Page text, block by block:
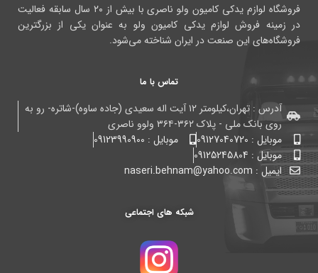
فروشگاه لوازم یدکی کامیون ولو ناصری با بیش از ۲۰ سال سابقه فعالیت
در زمینه فروش لوازم یدکی کامیون ولو به عنوان یکی از بزرگترین
فروشگاه‌های این صنعت در ایران شناخته می‌شود.
تماس با ما
آدرس : تهران،کیلومتر ۱۲ آیت اله سعیدی (جاده ساوه)-شاتره- رو به
روی بانک ملی - پلاک ۳۶۲-۳۶۴ ولوو ناصری
موبایل : 09127040720
موبایل : 09123990900
موبایل : 09125245804
ایمیل : naseri.behnam@yahoo.com
شبکه های اجتماعی